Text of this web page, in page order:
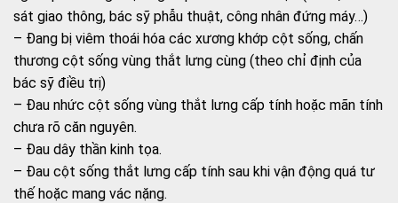
sát giao thông, bác sỹ phẫu thuật, công nhân đứng máy…)
– Đang bị viêm thoái hóa các xương khớp cột sống, chấn
thương cột sống vùng thắt lưng cùng (theo chỉ định của
bác sỹ điều trị)
– Đau nhức cột sống vùng thắt lưng cấp tính hoặc mãn tính
chưa rõ căn nguyên.
– Đau dây thần kinh tọa.
– Đau cột sống thắt lưng cấp tính sau khi vận động quá tư
thế hoặc mang vác nặng.